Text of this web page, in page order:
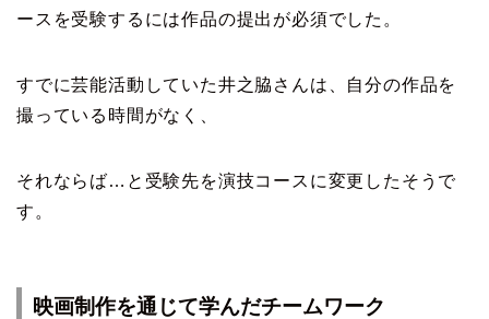
ースを受験するには作品の提出が必須でした。
すでに芸能活動していた井之脇さんは、自分の作品を
撮っている時間がなく、
それならば…と受験先を演技コースに変更したそうで
す。
映画制作を通じて学んだチームワーク